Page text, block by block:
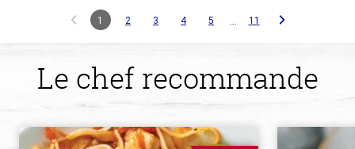
1 2 3 4 5 … 11
Le chef recommande